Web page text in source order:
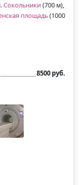
Сокольники (700 м),
площадь(1000
8500 руб.